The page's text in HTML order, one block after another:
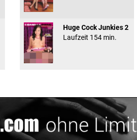
Huge Cock Junkies 2
Laufzeit 154 min.